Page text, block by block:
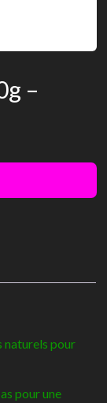
–
naturels pour
pour une